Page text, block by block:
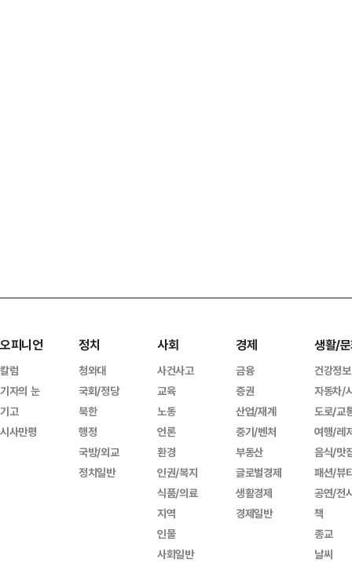
오피니언
칼럼
기자의 눈
기고
시사만평
정치
청와대
국회/정당
북한
행정
국방/외교
정치일반
사회
사건사고
교육
노동
언론
환경
인권/복지
식품/의료
지역
인물
사회일반
경제
금융
증권
산업/재계
중기/벤처
부동산
글로벌경제
생활경제
경제일반
생활/
건강정보
자동차/
도로/교
여행/레
음식/맛
패션/뷰
공연/전
책
종교
날씨